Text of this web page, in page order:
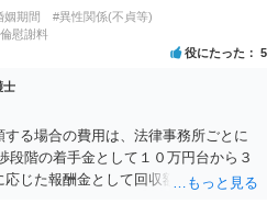
姻期間
#異性関係(不貞等)
慰謝料
役にたった 5
士
る場合の費用は、法律事務所ごとに
段階の着手金として１０万円台から３
応じた報酬金として回収額の１０％か